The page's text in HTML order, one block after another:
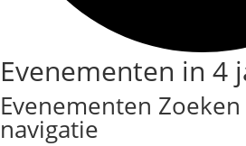
Evenementen in 4
Evenementen
navigatie